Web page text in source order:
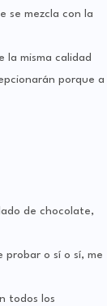
se mezcla con la
la misma calidad
porque a
de chocolate,
probar o sí o sí, me
todos los